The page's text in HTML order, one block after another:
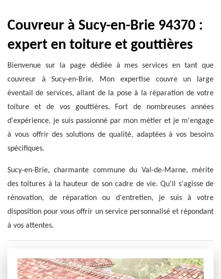
Couvreur à Sucy-en-Brie 94370 :
expert en toiture et gouttières
Bienvenue sur la page dédiée à mes services en tant que
couvreur à Sucy-en-Brie. Mon expertise couvre un large
éventail de services, allant de la pose à la réparation de votre
toiture et de vos gouttières. Fort de nombreuses années
d'expérience, je suis passionné par mon métier et je m'engage
à vous offrir des solutions de qualité, adaptées à vos besoins
spécifiques.
Sucy-en-Brie, charmante commune du Val-de-Marne, mérite
des toitures à la hauteur de son cadre de vie. Qu'il s'agisse de
rénovation, de réparation ou d'entretien, je suis à votre
disposition pour vous offrir un service personnalisé et répondant
à vos attentes.